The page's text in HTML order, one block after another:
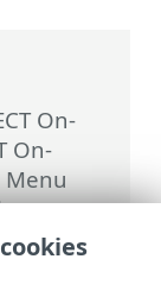
On-
On-
Menu
>
per